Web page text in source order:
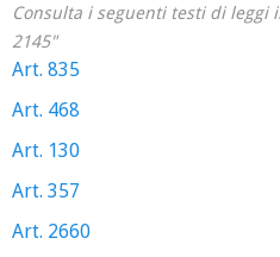
Consulta i seguenti testi di leggi
2145"
Art. 835
Art. 468
Art. 130
Art. 357
Art. 2660